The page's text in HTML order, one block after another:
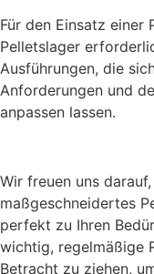
Für den Einsatz einer
Pelletslager
Ausführungen, die
Anforderungen und
anpassen lassen.
Wir freuen uns
maßgeschneidertes
perfekt zu Ihren
wichtig, regelmäßige
Betracht zu ziehen,